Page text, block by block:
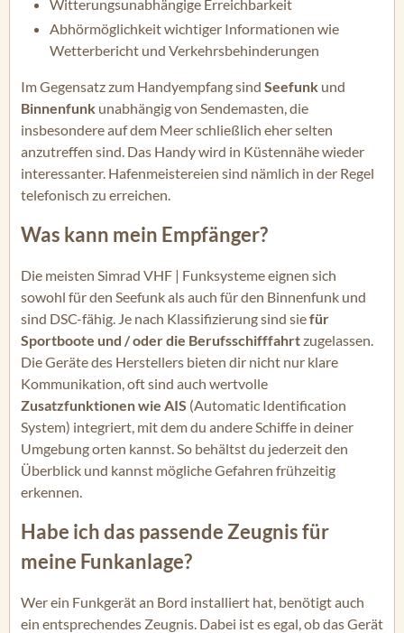
Witterungsunabhängige Erreichbarkeit
Abhörmöglichkeit wichtiger Informationen wie
Wetterbericht und Verkehrsbehinderungen
Im Gegensatz zum Handyempfang sind Seefunk und
Binnenfunk unabhängig von Sendemasten, die
insbesondere auf dem Meer schließlich eher selten
anzutreffen sind. Das Handy wird in Küstennähe wieder
interessanter. Hafenmeistereien sind nämlich in der Regel
telefonisch zu erreichen.
Was kann mein Empfänger?
Die meisten Simrad VHF | Funksysteme eignen sich
sowohl für den Seefunk als auch für den Binnenfunk und
sind DSC-fähig. Je nach Klassifizierung sind siefür
Sportboote und / oder die Berufsschifffahrtzugelassen.
Die Geräte des Herstellers bieten dir nicht nur klare
Kommunikation, oft sind auch wertvolle
Zusatzfunktionen wie AIS (Automatic Identification
System) integriert, mit dem du andere Schiffe in deiner
Umgebung orten kannst. So behältst du jederzeit den
Überblick und kannst mögliche Gefahren frühzeitig
erkennen.
Habe ich das passende Zeugnis für
meine Funkanlage?
Wer ein Funkgerät an Bord installiert hat, benötigt auch
ein entsprechendes Zeugnis. Dabei ist es egal, ob das Gerät